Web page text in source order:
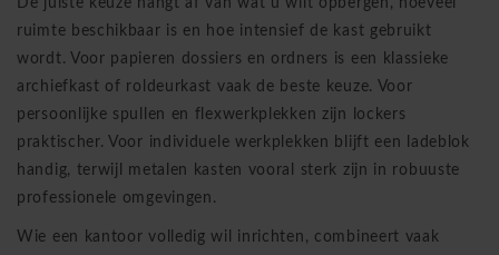
ruimte beschikbaar is en hoe intensief de kast gebruikt
wordt. Voor papieren dossiers en ordners is een klassieke
archiefkast of roldeurkast vaak de beste keuze. Voor
persoonlijke spullen en flexwerkplekken zijn lockers
praktischer. Voor individuele werkplekken blijft een ladeblok
handig, terwijl metalen kasten vooral sterk zijn in robuuste
professionele omgevingen.
Wie een kantoor volledig wil inrichten, combineert vaak